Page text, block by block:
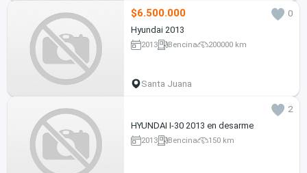
$6.500.000
0
Hyundai 2013
2013 Bencina 200000 km
Santa Juana
2
HYUNDAI I-30 2013 en desarme
2013 Bencina 150 km